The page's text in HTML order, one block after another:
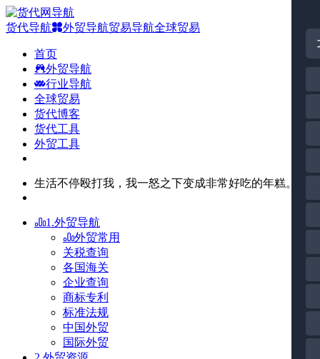
货代导航 外贸导航贸易导航全球贸易
首页
外贸导航
行业导航
全球贸易
货代博客
货代工具
外贸工具
生活不停殴打我，我一怒之下变成非常好吃的年糕。
1.外贸导航
外贸常用
关税查询
各国海关
企业查询
商标专利
标准法规
中国外贸
国际外贸